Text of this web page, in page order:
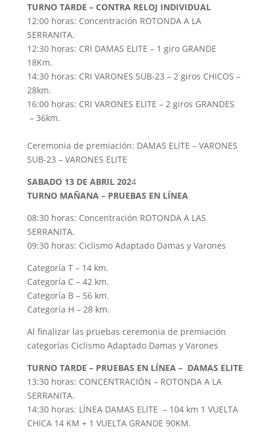
TURNO TARDE – CONTRA RELOJ INDIVIDUAL
12:00 horas: Concentración ROTONDA A LA
SERRANITA.
12:30 horas: CRI DAMAS ELITE – 1 giro GRANDE
18Km.
14:30 horas: CRI VARONES SUB-23 – 2 giros CHICOS –
28km.
16:00 horas: CRI VARONES ELITE – 2 giros GRANDES
– 36km.
Ceremonia de premiación: DAMAS ELITE – VARONES
SUB-23 – VARONES ELITE
SABADO 13 DE ABRIL 2024
TURNO MAÑANA – PRUEBAS EN LÍNEA
08:30 horas: Concentración ROTONDA A LAS
SERRANITA.
09:30 horas: Ciclismo Adaptado Damas y Varones
Categoría T – 14 km.
Categoría C – 42 km.
Categoría B – 56 km.
Categoría H – 28 km.
Al finalizar las pruebas ceremonia de premiación
categorías Ciclismo Adaptado Damas y Varones
TURNO TARDE – PRUEBAS EN LÍNEA – DAMAS ELITE
13:30 horas: CONCENTRACIÓN – ROTONDA A LA
SERRANITA.
14:30 horas: LÍNEA DAMAS ELITE – 104 km 1 VUELTA
CHICA 14 KM + 1 VUELTA GRANDE 90KM.